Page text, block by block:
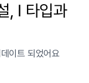
, I 타입과
이트 되었어요